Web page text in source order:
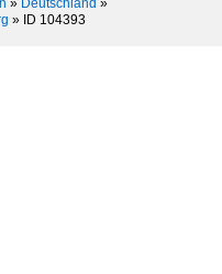
» Deutschland »
» ID 104393